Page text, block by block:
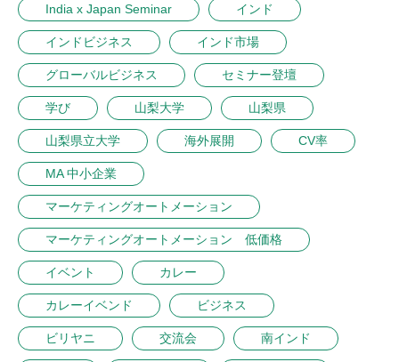
India x Japan Seminar インド
インドビジネス インド市場
グローバルビジネス セミナー登壇
学び 山梨大学 山梨県
山梨県立大学 海外展開 CV率
MA 中小企業
マーケティングオートメーション
マーケティングオートメーション 低価格
イベント カレー
カレーイベンド ビジネス
ビリヤニ 交流会 南インド